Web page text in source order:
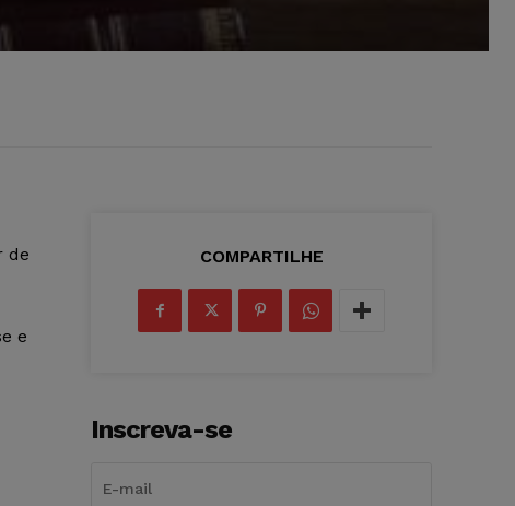
de
e
COMPARTILHE
Inscreva-se